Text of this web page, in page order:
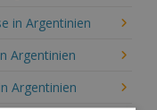
in Argentinien
Argentinien
Argentinien